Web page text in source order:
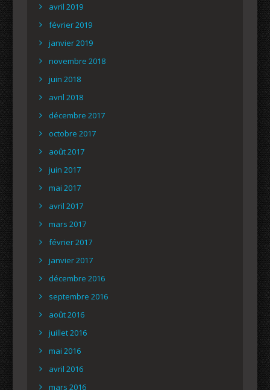
avril 2019
février 2019
janvier 2019
novembre 2018
juin 2018
avril 2018
décembre 2017
octobre 2017
août 2017
juin 2017
mai 2017
avril 2017
mars 2017
février 2017
janvier 2017
décembre 2016
septembre 2016
août 2016
juillet 2016
mai 2016
avril 2016
mars 2016